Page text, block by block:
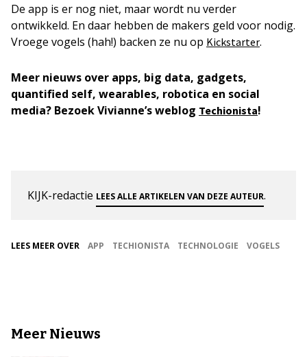
De app is er nog niet, maar wordt nu verder
ontwikkeld. En daar hebben de makers geld voor nodig.
Vroege vogels (hah!) backen ze nu op Kickstarter.
Meer nieuws over apps, big data, gadgets,
quantified self, wearables, robotica en social
media? Bezoek Vivianne’s weblog Techionista!
KIJK-redactie LEES ALLE ARTIKELEN VAN DEZE AUTEUR.
LEES MEER OVER APP TECHIONISTA TECHNOLOGIE VOGELS
Meer Nieuws